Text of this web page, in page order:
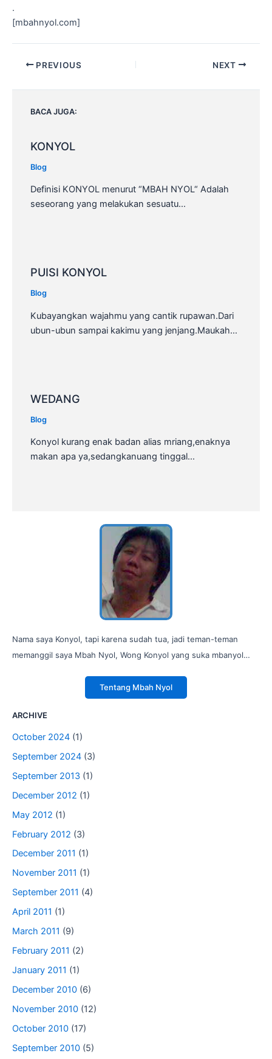
.
[mbahnyol.com]
Post PREVIOUS NEXT
BACA JUGA:
KONYOL
Blog
Definisi KONYOL menurut “MBAH NYOL“ Adalah
seseorang yang melakukan sesuatu…
PUISI KONYOL
Blog
Kubayangkan wajahmu yang cantik rupawan.Dari
ubun-ubun sampai kakimu yang jenjang.Maukah…
WEDANG
Blog
Konyol kurang enak badan alias mriang,enaknya
makan apa ya,sedangkanuang tinggal…
Nama saya Konyol, tapi karena sudah tua, jadi teman-teman
memanggil saya Mbah Nyol, Wong Konyol yang suka mbanyol…
Tentang Mbah Nyol
ARCHIVE
October 2024 (1)
September 2024 (3)
September 2013 (1)
December 2012 (1)
May 2012 (1)
February 2012 (3)
December 2011 (1)
November 2011 (1)
September 2011 (4)
April 2011 (1)
March 2011 (9)
February 2011 (2)
January 2011 (1)
December 2010 (6)
November 2010 (12)
October 2010 (17)
September 2010 (5)